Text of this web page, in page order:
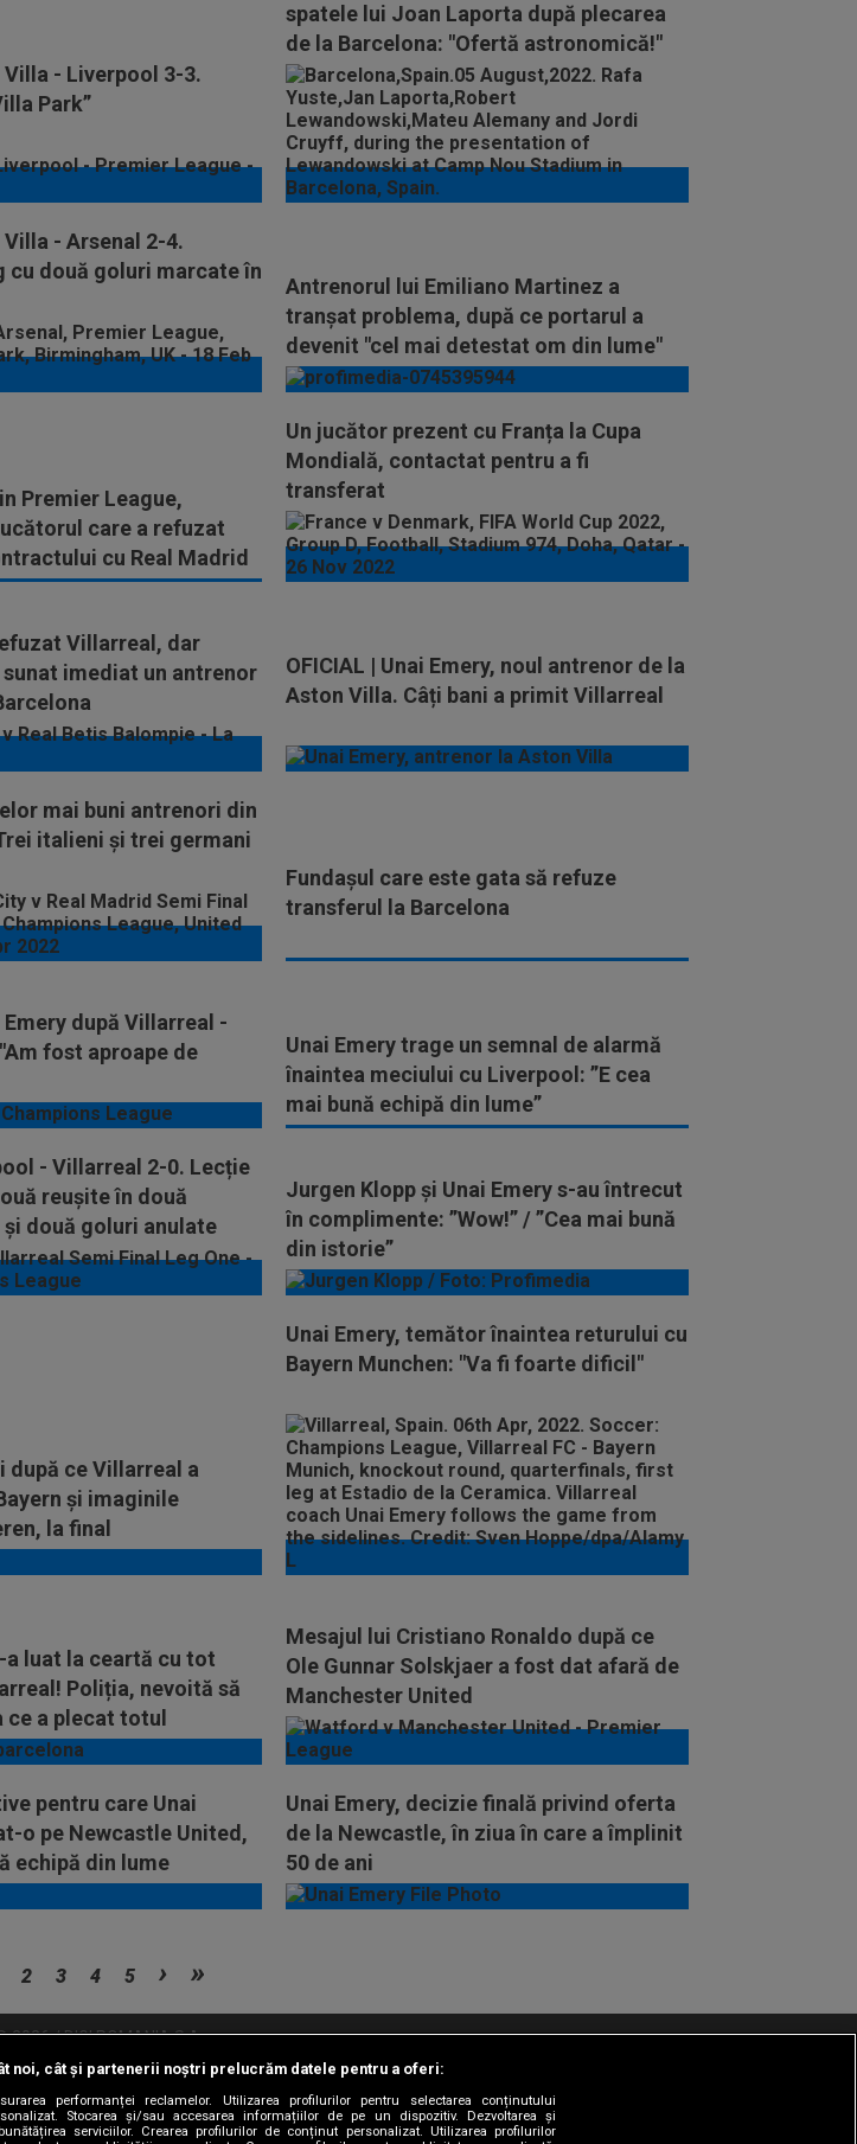
- Liverpool 3-3.
Park”
spatele lui Joan Laporta după plecarea
de la Barcelona: "Ofertă astronomică!"
- Arsenal 2-4.
cu două goluri marcate în
Antrenorul lui Emiliano Martinez a
tranșat problema, după ce portarul a
devenit "cel mai detestat om din lume"
Premier League,
care a refuzat
cu Real Madrid
Un jucător prezent cu Franța la Cupa
Mondială, contactat pentru a fi
transferat
Villarreal, dar
imediat un antrenor
OFICIAL | Unai Emery, noul antrenor de la
Aston Villa. Câți bani a primit Villarreal
mai buni antrenori din
italieni și trei germani
Fundașul care este gata să refuze
transferul la Barcelona
Emery după Villarreal -
fost aproape de
Unai Emery trage un semnal de alarmă
înaintea meciului cu Liverpool: ”E cea
mai bună echipă din lume”
- Villarreal 2-0. Lecție
reușite în două
două goluri anulate
Jurgen Klopp și Unai Emery s-au întrecut
în complimente: ”Wow!” / ”Cea mai bună
din istorie”
după ce Villarreal a
și imaginile
la final
Unai Emery, temător înaintea returului cu
Bayern Munchen: "Va fi foarte dificil"
a luat la ceartă cu tot
Poliția, nevoită să
ce a plecat totul
Mesajul lui Cristiano Ronaldo după ce
Ole Gunnar Solskjaer a fost dat afară de
Manchester United
pentru care Unai
o pe Newcastle United,
echipă din lume
Unai Emery, decizie finală privind oferta
de la Newcastle, în ziua în care a împlinit
50 de ani
2 3 4 5
2026 / DIGI ROMANIA S.A.
Digi Sport Retransmisie Digi Sport Contact/Info Codul etic
Versiune mobil
noi, cât și partenerii noștri prelucrăm datele pentru a oferi:
performanței reclamelor. Utilizarea profilurilor pentru selectarea conținutului
Stocarea și/sau accesarea informațiilor de pe un dispozitiv. Dezvoltarea și
serviciilor. Crearea profilurilor de conținut personalizat. Utilizarea profilurilor